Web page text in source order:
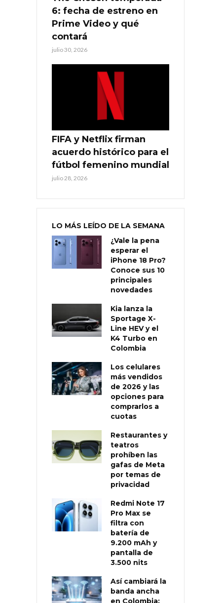
6: fecha de estreno en
Prime Video y qué
contará
julio 30, 2026
FIFA y Netflix firman
acuerdo histórico para el
fútbol femenino mundial
julio 28, 2026
LO MÁS LEÍDO DE LA SEMANA
¿Vale la pena
esperar el
iPhone 18 Pro?
Conoce sus 10
principales
novedades
Kia lanza la
Sportage X-
Line HEV y el
K4 Turbo en
Colombia
Los celulares
más vendidos
de 2026 y las
opciones para
comprarlos a
cuotas
Restaurantes y
teatros
prohíben las
gafas de Meta
por temas de
privacidad
Redmi Note 17
Pro Max se
filtra con
batería de
9.200 mAh y
pantalla de
3.500 nits
Así cambiará la
banda ancha
en Colombia: